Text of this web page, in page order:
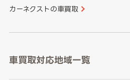
カーネクストの車買取
車買取対応地域一覧